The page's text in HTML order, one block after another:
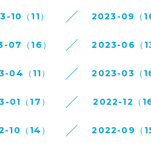
10（11） 2023-09（16
07（16） 2023-06（13
04（11） 2023-03（16
01（17） 2022-12（16
10（14） 2022-09（15